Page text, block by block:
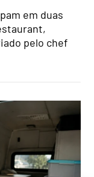
em duas
pelo chef